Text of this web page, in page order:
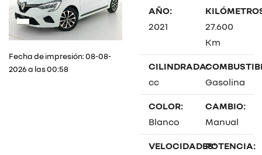
Fecha de impresión: 08-08-
2026 a las 00:58
AÑO:
2021
27.600
Km
CILINDRADA:
cc
Gasolina
COLOR:
Blanco
CAMBIO:
Manual
VELOCIDADES:POTENCIA: